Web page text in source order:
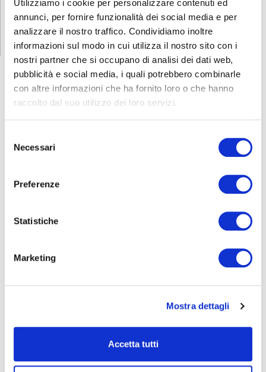
Utilizziamo i cookie per personalizzare contenuti ed
annunci, per fornire funzionalità dei social media e per
analizzare il nostro traffico. Condividiamo inoltre
informazioni sul modo in cui utilizza il nostro sito con i
nostri partner che si occupano di analisi dei dati web,
pubblicità e social media, i quali potrebbero combinarle
con altre informazioni che ha fornito loro o che hanno
raccolto dal suo utilizzo dei loro servizi.
delNecessari
Preferenze
Statistiche
Marketing
Mostra dettagli
Accetta tutti
RICHIEDI INFORMAZIONI
E CORSI
Seleziona e filtra per:
ADULTI
AZIENDE
DOPO LA TERZA MEDIA
SICUREZZA
CORSIONLINE